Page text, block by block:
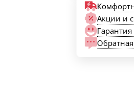
Акции и
Гарантия